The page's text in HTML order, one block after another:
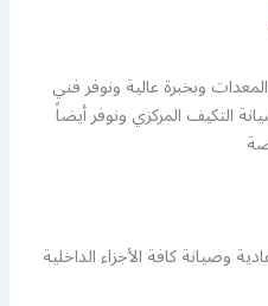
وبخبرة عالية ونوفر فني
التكيف المركزي ونوفر أيضاً
وصيانة كافة الأجزاء الداخلية